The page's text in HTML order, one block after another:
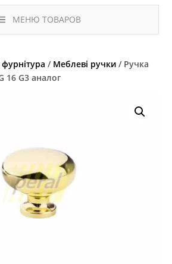
МЕНЮ ТОВАРОВ
/ Меблеві ручки / Ручка
16 G3 аналог